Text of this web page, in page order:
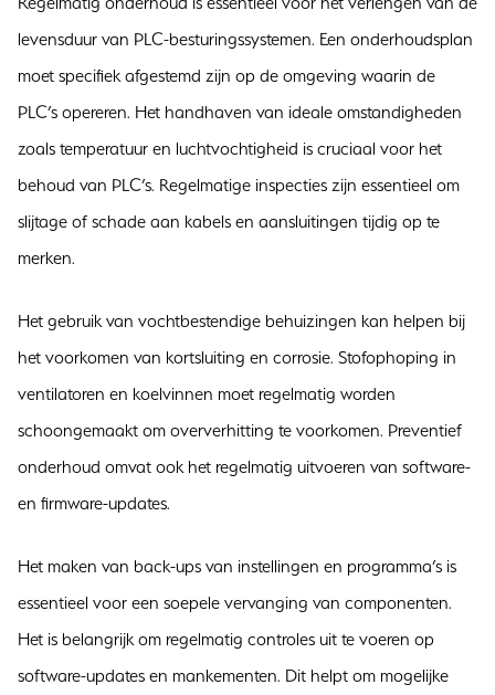
levensduur van PLC-besturingssystemen. Een onderhoudsplan
moet specifiek afgestemd zijn op de omgeving waarin de
PLC’s opereren. Het handhaven van ideale omstandigheden
zoals temperatuur en luchtvochtigheid is cruciaal voor het
behoud van PLC’s. Regelmatige inspecties zijn essentieel om
slijtage of schade aan kabels en aansluitingen tijdig op te
merken.
Het gebruik van vochtbestendige behuizingen kan helpen bij
het voorkomen van kortsluiting en corrosie. Stofophoping in
ventilatoren en koelvinnen moet regelmatig worden
schoongemaakt om oververhitting te voorkomen. Preventief
onderhoud omvat ook het regelmatig uitvoeren van software-
en firmware-updates.
Het maken van back-ups van instellingen en programma’s is
essentieel voor een soepele vervanging van componenten.
Het is belangrijk om regelmatig controles uit te voeren op
software-updates en mankementen. Dit helpt om mogelijke